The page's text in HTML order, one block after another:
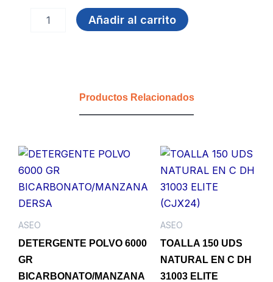
AMBIENTADOR Añadir al carrito
Productos Relacionados
ASEO
DETERGENTE POLVO 6000
GR
BICARBONATO/MANZANA
ASEO
TOALLA 150 UDS
NATURAL EN C DH
31003 ELITE